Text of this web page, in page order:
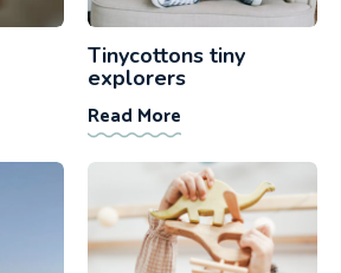
Tinycottons tiny
explorers
Read More